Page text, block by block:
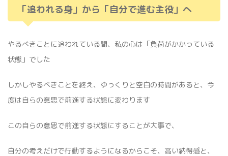
「追われる身」から「自分で進む主役」へ
やるべきことに追われている間、私の心は「負荷がかかっている
状態」でした
しかしやるべきことを終え、ゆっくりと空白の時間があると、今
度は自らの意思で前進する状態に変わります
この自らの意思で前進する状態にすることが大事で、
自分の考えだけで行動するようになるからこそ、高い納得感と、